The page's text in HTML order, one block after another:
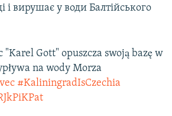
і вирушає у води Балтійського
"Karel Gott" opuszcza swoją bazę w
na wody Morza
#KaliningradIsCzechia